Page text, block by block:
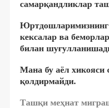
самарқандликлар
Юртдошларимизнинг
кексалар ва
билан
Мана бу аёл хикояси
қолдирмайди.
Ташқи меҳнат